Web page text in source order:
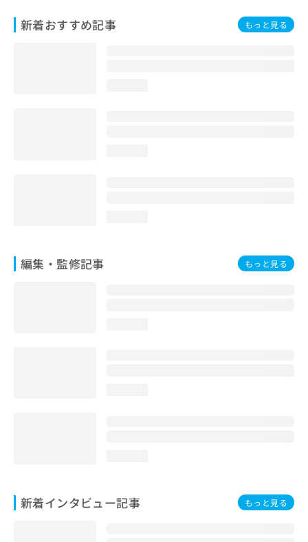
新着おすすめ記事 もっと見る
編集・監修記事 もっと見る
新着インタビュー記事 もっと見る
問